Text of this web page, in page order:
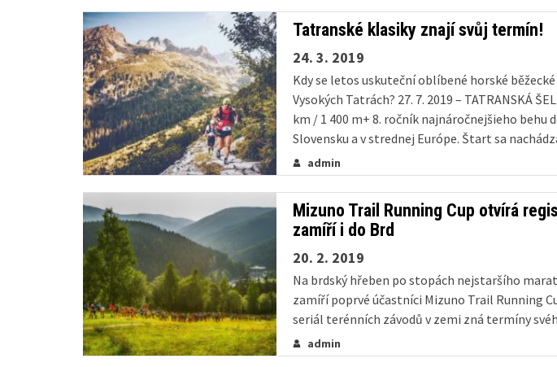
Tatranské klasiky znají svůj termín!
24. 3. 2019
Kdy se letos uskuteční oblíbené horské běžecké
Vysokých Tatrách? 27. 7. 2019 – TATRANSKÁ
km / 1 400 m+ 8. ročník najnáročnejšieho behu
Slovensku a v strednej Európe. Štart sa
admin
Mizuno Trail Running Cup otvírá
zamíří i do Brd
20. 2. 2019
Na brdský hřeben po stopách nejstaršího
zamíří poprvé účastníci Mizuno Trail Running
seriál terénních závodů v zemi zná termíny
ročníku a v úterý 15. ledna spouští registrace.
přichází víc než loni. „Chceme změnit tratě,...
admin